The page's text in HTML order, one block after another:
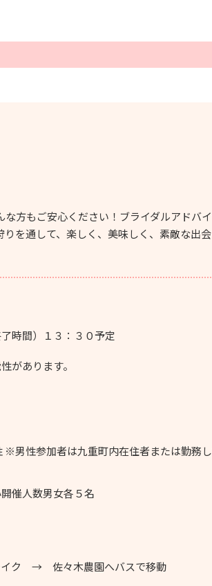
方もご安心ください！ブライダルアドバ
を通して、楽しく、美味しく、素敵な出
時間）１３：３０予定
があります。
※男性参加者は九重町内在住者または勤務
催人数男女各５名
イク → 佐々木農園へバスで移動